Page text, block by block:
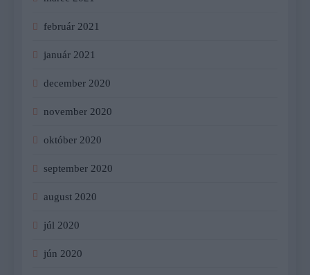
február 2021
január 2021
december 2020
november 2020
október 2020
september 2020
august 2020
júl 2020
jún 2020